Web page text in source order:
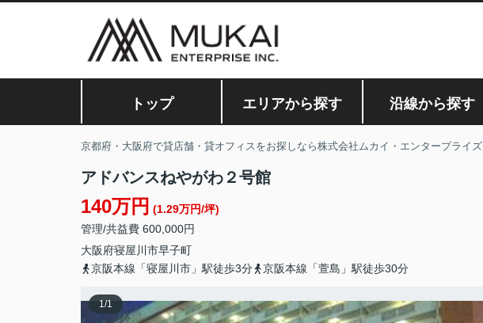
トップ エリアから探す 沿線から探す
京都府・大阪府で貸店舗・貸オフィスをお探しなら株式会社ムカイ・エンタープライズ
アドバンスねやがわ２号館
140万円 (1.29万円/坪)
管理/共益費 600,000円
大阪府寝屋川市早子町
京阪本線「寝屋川市」駅徒歩3分
京阪本線「萱島」駅徒歩30分
1/1